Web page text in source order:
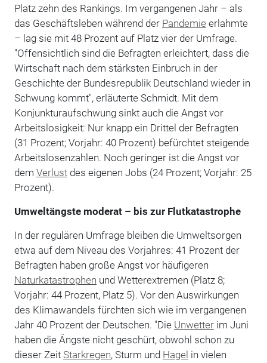
Platz zehn des Rankings. Im vergangenen Jahr – als
das Geschäftsleben während der Pandemie erlahmte
– lag sie mit 48 Prozent auf Platz vier der Umfrage.
"Offensichtlich sind die Befragten erleichtert, dass die
Wirtschaft nach dem stärksten Einbruch in der
Geschichte der Bundesrepublik Deutschland wieder in
Schwung kommt", erläuterte Schmidt. Mit dem
Konjunkturaufschwung sinkt auch die Angst vor
Arbeitslosigkeit: Nur knapp ein Drittel der Befragten
(31 Prozent; Vorjahr: 40 Prozent) befürchtet steigende
Arbeitslosenzahlen. Noch geringer ist die Angst vor
dem Verlustdes eigenen Jobs (24 Prozent; Vorjahr: 25
Prozent).
Umweltängste moderat – bis zur Flutkatastrophe
In der regulären Umfrage bleiben die Umweltsorgen
etwa auf dem Niveau des Vorjahres: 41 Prozent der
Befragten haben große Angst vor häufigeren
Naturkatastrophen und Wetterextremen (Platz 8;
Vorjahr: 44 Prozent, Platz 5). Vor den Auswirkungen
des Klimawandels fürchten sich wie im vergangenen
Jahr 40 Prozent der Deutschen. "Die Unwetterim Juni
haben die Ängste nicht geschürt, obwohl schon zu
dieser Zeit Starkregen, Sturm und Hagel in vielen